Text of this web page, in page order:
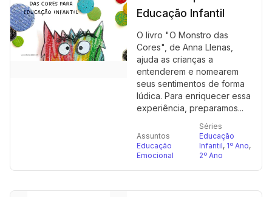
Educação Infantil
O livro "O Monstro das
Cores", de Anna Llenas,
ajuda as crianças a
entenderem e nomearem
seus sentimentos de forma
lúdica. Para enriquecer essa
experiência, preparamos...
Assuntos
Educação
Emocional
Séries
Educação
Infantil, 1º Ano,
2º Ano